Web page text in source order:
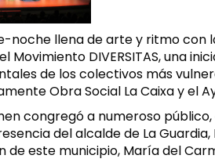
noche llena de arte y ritmo con
Movimiento DIVERSITAS, una
de los colectivos más
Obra Social La Caixa y el
congregó a numeroso
del alcalde de La
de este municipio, María del